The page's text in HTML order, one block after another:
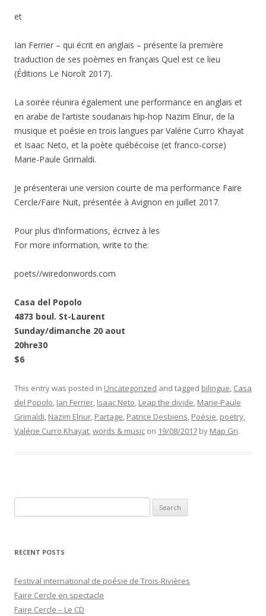
et
Ian Ferrier – qui écrit en anglais – présente la première
traduction de ses poèmes en français Quel est ce lieu
(Éditions Le Noroît 2017).
La soirée réunira également une performance en anglais et
en arabe de l’artiste soudanais hip-hop Nazim Elnur, de la
musique et poésie en trois langues par Valérie Curro Khayat
et Isaac Neto, et la poète québécoise (et franco-corse)
Marie-Paule Grimaldi.
Je présenterai une version courte de ma performance Faire
Cercle/Faire Nuit, présentée à Avignon en juillet 2017.
Pour plus d’informations, écrivez à les
For more information, write to the:
poets//wiredonwords.com
Casa del Popolo
4873 boul. St-Laurent
Sunday/dimanche 20 aout
20hre30
$6
This entry was posted in Uncategorized and tagged bilingue, Casa
del Popolo, Ian Ferrier, Isaac Neto, Leap the divide, Marie-Paule
Grimaldi, Nazim Elnur, Partage, Patrice Desbiens, Poésie, poetry,
Valérie Curro Khayat,words & music on 19/08/2017 by Map Gri.
for:
RECENT POSTS
Festival international de poésie de Trois-Rivières
Faire Cercle en spectacle
Faire Cercle – Le CD